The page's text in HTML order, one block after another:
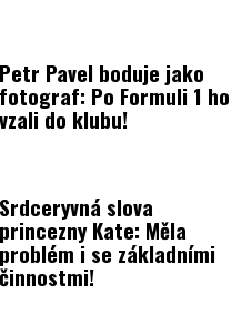
Petr Pavel boduje jako
fotograf: Po Formuli 1 ho
vzali do klubu!
Srdceryvná slova
princezny Kate: Měla
problém i se základními
činnostmi!